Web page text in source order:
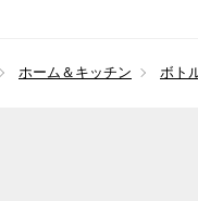
ホーム＆キッチン ボト